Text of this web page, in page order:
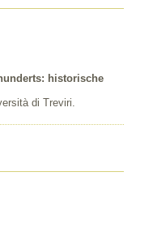
historische
di Treviri.